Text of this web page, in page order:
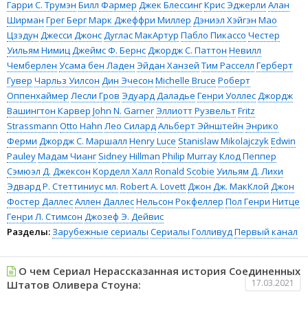
Гарри С. Трумэн Билл Фармер Джек БлессингКрис Эджерли Алан
Ширман Грег БергМарк Джеффри Миллер Дэниэл Хэйгэн Мао
Цзэдун Джесси ДжонсДуглас МакАртур Пабло Пикассо Честер
Уильям НимицДжеймс Ф. БернсДжордж С. Паттон Невилл
Чемберлен Усама бен Ладен Эйдан Ханзей Тим Расселл Герберт
Гувер Чарльз Уилсон Дин Эчесон Michelle Bruce Роберт
Оппенхаймер Лесли Гров Эдуард Даладье Генри УоллесДжордж
Вашингтон Карвер John N. GarnerЭллиотт РузвельтFritz
Strassmann Otto Hahn Лео СилардАльберт Эйнштейн Энрико
Ферми Джордж С. Маршалл Henry Luce Stanislaw MikolajczykEdwin
PauleyМадам Чианг Sidney Hillman Philip MurrayКлод Пеппер
Сэмюэл Д. Джексон Корделл Халл Ronald Scobie Уильям Д. Лихи
Эдвард Р. Стеттиниус мл. Robert A. LovettДжон Дж. МакКлой Джон
Фостер ДаллесАллен ДаллесНельсон Рокфеллер Пол Генри Нитце
Генри Л. Стимсон Джозеф Э. Дейвис
Разделы: Зарубежные сериалы Сериалы ГолливудПервый канал
О чем Сериал Нерассказанная история Соединенных
Штатов Оливера Стоуна:
17.03.2021